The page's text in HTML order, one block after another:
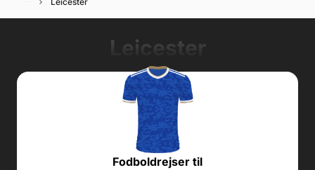
Leicester
Fodboldrejser til